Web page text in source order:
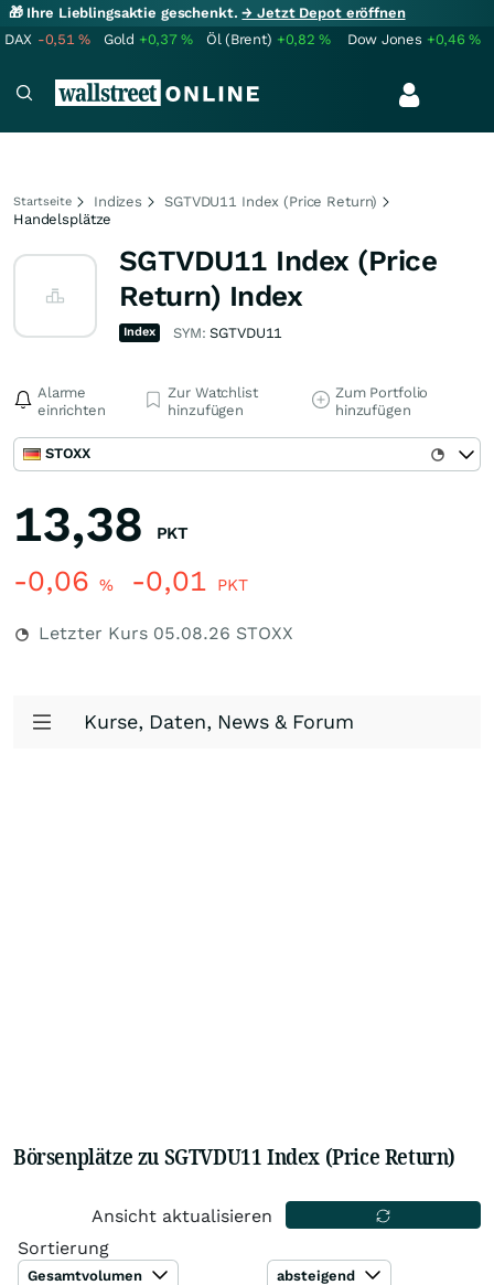
🎁 Ihre Lieblingsaktie geschenkt.→ Jetzt Depot eröffnen
DAX -0,51% Gold +0,37% Öl (Brent) +0,82% Dow Jones +0,46%
Startseite Indizes
SGTVDU11 Index (Price Return)
Handelsplätze
SGTVDU11 Index (Price
Return) Index
Index SYM:SGTVDU11
Alarme
einrichten
Zur Watchlist
hinzufügen
Zum Portfolio
hinzufügen
STOXX
13,38 PKT
-0,06 % -0,01 PKT
Letzter Kurs 05.08.26 STOXX
Kurse, Daten, News & Forum
Börsenplätze zu SGTVDU11 Index (Price Return)
Ansicht aktualisieren
Sortierung
Gesamtvolumen absteigend